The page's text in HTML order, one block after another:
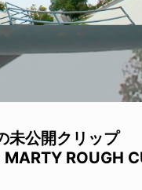
未公開クリップ
ROUGH